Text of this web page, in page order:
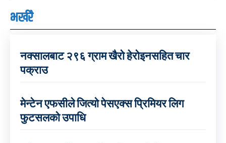
भर्खरै
नक्सालबाट २९६ ग्राम खैरो हेरोइनसहित चार
पक्राउ
मेन्टेन एफसीले जित्यो पेसएक्स प्रिमियर लिग
फुटसलको उपाधि